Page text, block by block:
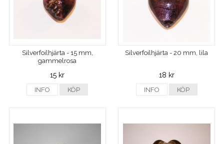
Silverfoilhjärta - 15 mm,
gammelrosa
15 kr
INFO KÖP
Silverfoilhjärta - 20 mm, lila
18 kr
INFO KÖP